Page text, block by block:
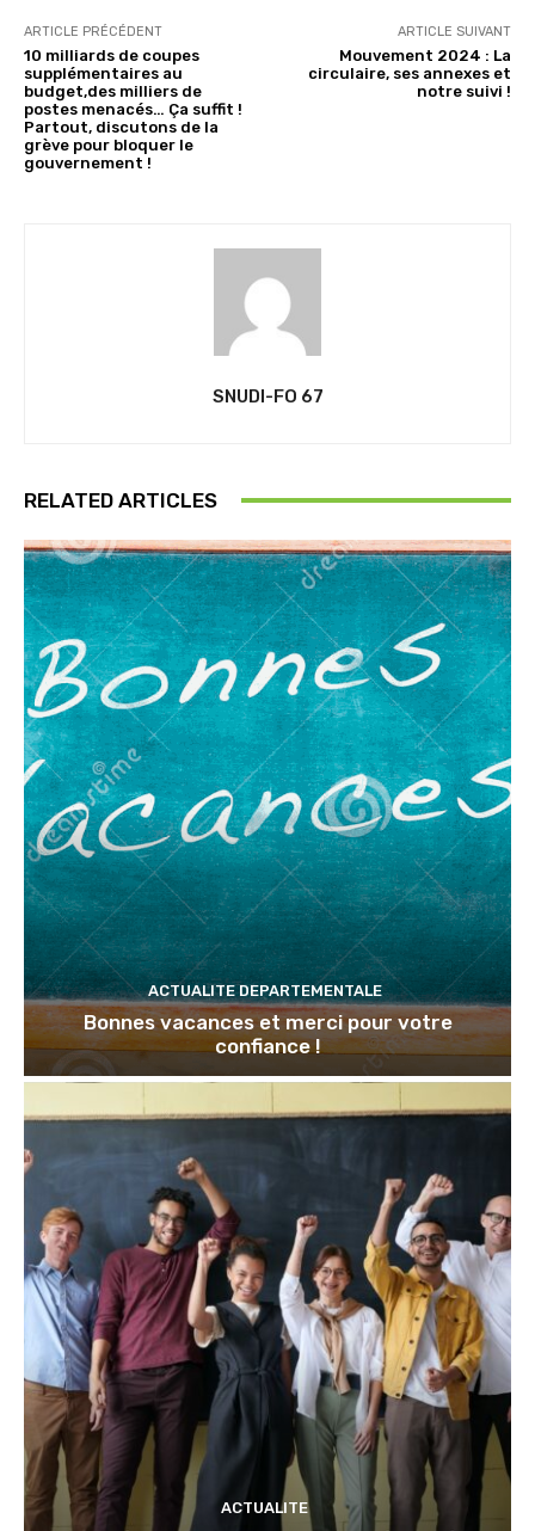
ARTICLE PRÉCÉDENT
10 milliards de coupes
supplémentaires au
budget,des milliers de
postes menacés… Ça suffit !
Partout, discutons de la
grève pour bloquer le
gouvernement !
ARTICLE SUIVANT
Mouvement 2024 : La
circulaire, ses annexes et
notre suivi !
SNUDI-FO 67
RELATED ARTICLES
ACTUALITE DEPARTEMENTALE
Bonnes vacances et merci pour votre
confiance !
ACTUALITE